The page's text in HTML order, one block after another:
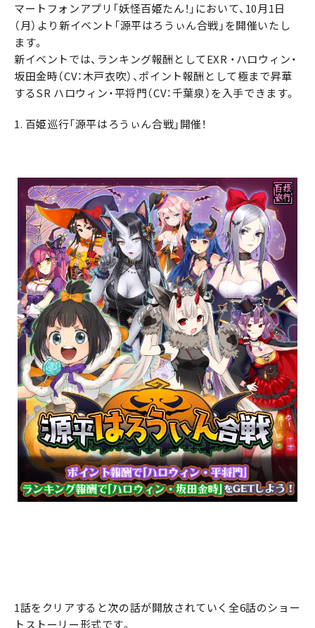
マートフォンアプリ「妖怪百姫たん！」において、10月1日
（月）より新イベント「源平はろうぃん合戦」を開催いたし
ます。
新イベントでは、ランキング報酬としてEXR ・ハロウィン・
坂田金時（CV：木戸衣吹）、ポイント報酬として極まで昇華
するSR ハロウィン・平将門（CV：千葉泉）を入手できます。
1. 百姫巡行「源平はろうぃん合戦」開催！
1話をクリアすると次の話が開放されていく全6話のショー
トストーリー形式です。